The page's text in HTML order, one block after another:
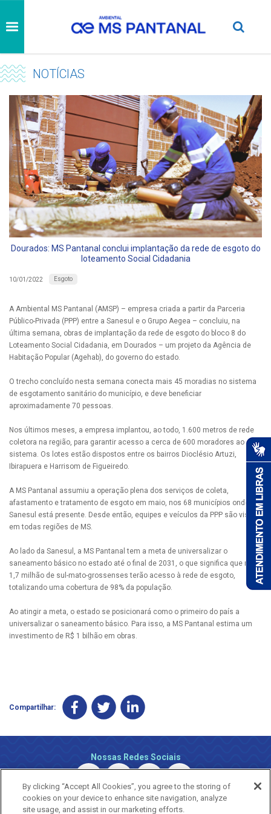
NOTÍCIAS
Dourados: MS Pantanal conclui implantação da rede de esgoto do
loteamento Social Cidadania
10/01/2022 Esgoto
A Ambiental MS Pantanal (AMSP) – empresa criada a partir da Parceria
Público-Privada (PPP) entre a Sanesul e o Grupo Aegea – concluiu, na
última semana, obras de implantação da rede de esgoto do bloco 8 do
Loteamento Social Cidadania, em Dourados – um projeto da Agência de
Habitação Popular (Agehab), do governo do estado.
O trecho concluído nesta semana conecta mais 45 moradias no sistema
de esgotamento sanitário do município, e deve beneficiar
aproximadamente 70 pessoas.
Nos últimos meses, a empresa implantou, ao todo, 1.600 metros de rede
coletora na região, para garantir acesso a cerca de 600 moradores ao
sistema. Os lotes estão dispostos entre os bairros Dioclésio Artuzi,
Ibirapuera e Harrisom de Figueiredo.
A MS Pantanal assumiu a operação plena dos serviços de coleta,
afastamento e tratamento de esgoto em maio, nos 68 municípios onde a
Sanesul está presente. Desde então, equipes e veículos da PPP são vistos
em todas regiões de MS.
Ao lado da Sanesul, a MS Pantanal tem a meta de universalizar o
saneamento básico no estado até o final de 2031, o que significa que mais
1,7 milhão de sul-mato-grossenses terão acesso à rede de esgoto,
totalizando uma cobertura de 98% da população.
Ao atingir a meta, o estado se posicionará como o primeiro do país a
universalizar o saneamento básico. Para isso, a MS Pantanal estima um
investimento de R$ 1 bilhão em obras.
Compartilhar:
Nossas Redes Sociais
By clicking “Accept All Cookies”, you agree to the storing of
cookies on your device to enhance site navigation, analyze
site usage, and assist in our marketing efforts.